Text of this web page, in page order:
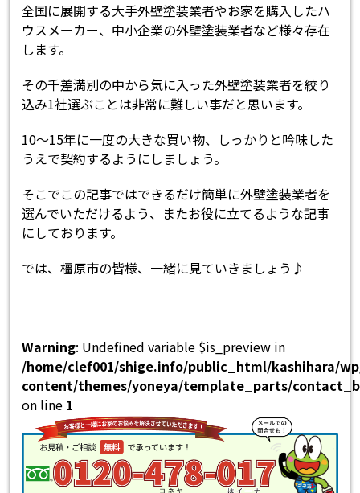
全国に展開する大手外壁塗装業者やお家を購入したハ
ウスメーカー、中小企業の外壁塗装業者など様々存在
します。
その千差満別の中から気に入った外壁塗装業者を絞り
込み1社選ぶことは非常に難しい事だと思います。
10～15年に一度の大きな買い物、しっかりと吟味した
うえで契約するようにしましょう。
そこでこの記事ではできるだけ簡単に外壁塗装業者を
選んでいただけるよう、またお役に立てるような記事
にしております。
では、橿原市の皆様、一緒に見ていきましょう♪
Warning: Undefined variable $is_preview in
/home/clef001/shige.info/public_html/kashihara/
content/themes/yoneya/template_parts/
on line 1